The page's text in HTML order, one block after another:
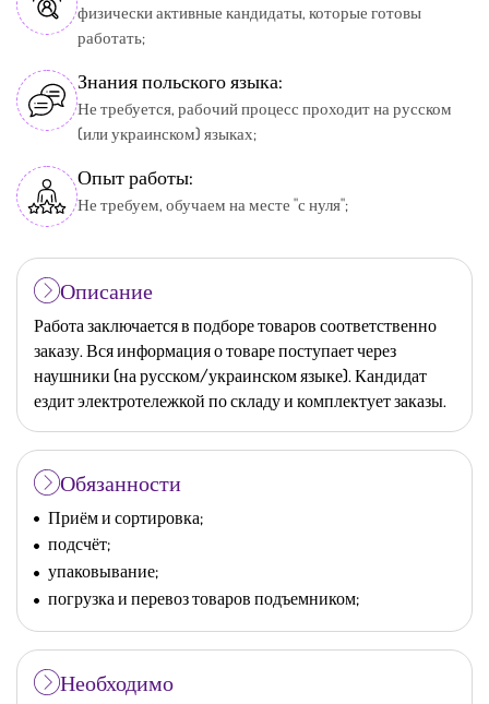
физически активные кандидаты, которые готовы
работать;
Знания польского языка:
Не требуется, рабочий процесс проходит на русском
(или украинском) языках;
Опыт работы:
Не требуем, обучаем на месте "с нуля";
Описание
Работа заключается в подборе товаров соответственно
заказу. Вся информация о товаре поступает через
наушники (на русском/украинском языке). Кандидат
ездит электротележкой по складу и комплектует заказы.
Обязанности
Приём и сортировка;
подсчёт;
упаковывание;
погрузка и перевоз товаров подъемником;
Необходимо